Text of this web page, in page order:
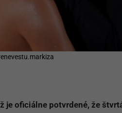
je oficiálne potvrdené, že